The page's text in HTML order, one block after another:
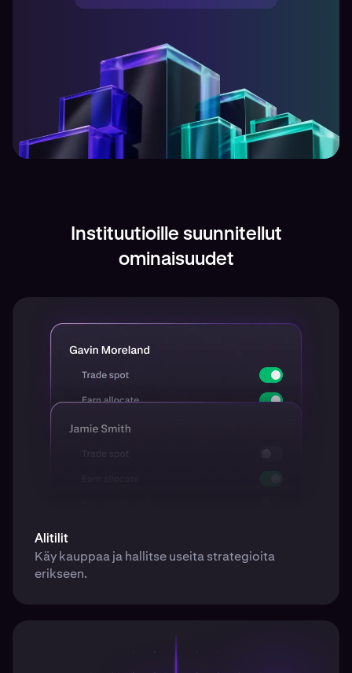
Instituutioille suunnitellut
ominaisuudet
Alitilit
Käy kauppaa ja hallitse useita strategioita
erikseen.